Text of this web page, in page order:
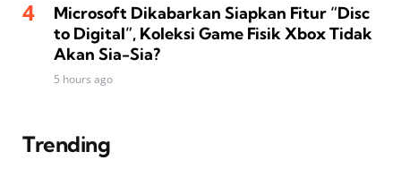
Microsoft Dikabarkan Siapkan Fitur “Disc
to Digital”, Koleksi Game Fisik Xbox Tidak
Akan Sia-Sia?
5 hours ago
Trending